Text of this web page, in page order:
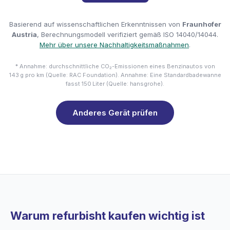
Basierend auf wissenschaftlichen Erkenntnissen von Fraunhofer
Austria, Berechnungsmodell verifiziert gemäß ISO 14040/14044.
Mehr über unsere Nachhaltigkeitsmaßnahmen.
* Annahme: durchschnittliche CO₂-Emissionen eines Benzinautos von
143 g pro km (Quelle: RAC Foundation). Annahme: Eine Standardbadewanne
fasst 150 Liter (Quelle: hansgrohe).
Anderes Gerät prüfen
Warum refurbisht kaufen wichtig ist